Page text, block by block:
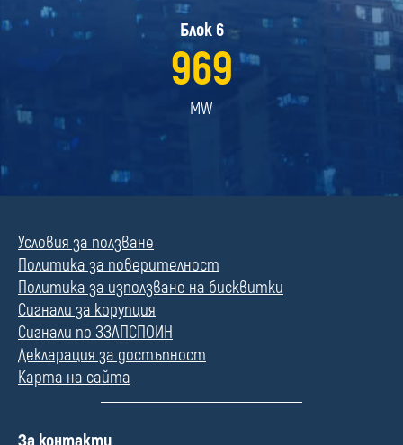
Блок 6
969
MW
Условия за ползване
Политика за поверителност
Политика за използване на бисквитки
Сигнали за корупция
Сигнали по ЗЗЛПСПОИН
Декларация за достъпност
Карта на сайта
П